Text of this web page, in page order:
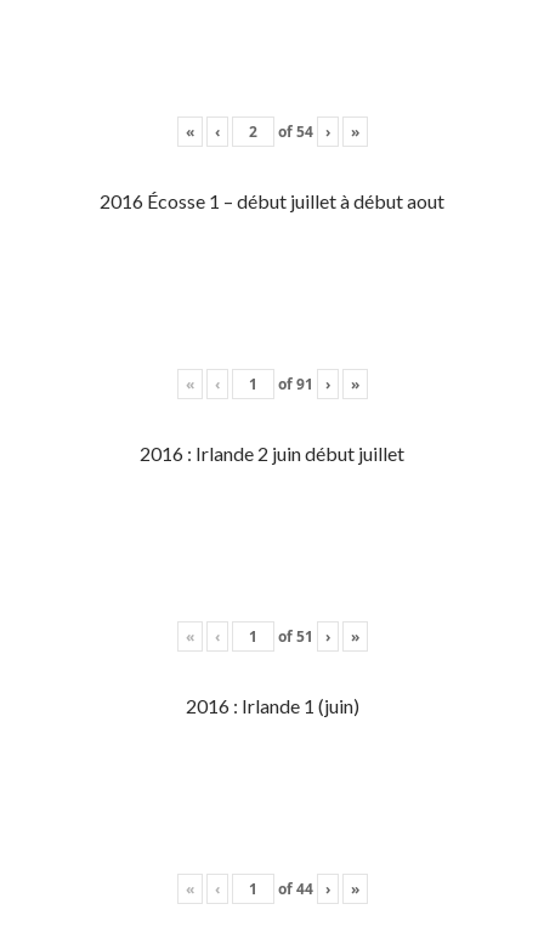
« ‹ of54 › »
2016 Écosse 1 – début juillet à début aout
« ‹ of91 › »
2016 : Irlande 2 juin début juillet
« ‹ of51 › »
2016 : Irlande 1 (juin)
« ‹ of44 › »